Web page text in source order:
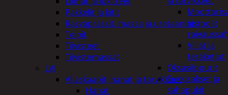
ja
Viilat ja
teräketjut
Oksasilppurit
Tukkisakset ja
sahapukit
Pakkelit ja kitit
Rasvaprässit, massa ja uretaanipistoolit
Teipit
Tiivisteet
Tiivistemassat
LVI
Allaskaapit, hanat ja tarvikkeet
Hanat